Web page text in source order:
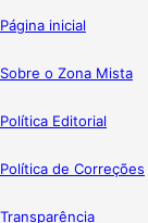
Página inicial
Sobre o Zona Mista
Política Editorial
Política de Correções
Transparência